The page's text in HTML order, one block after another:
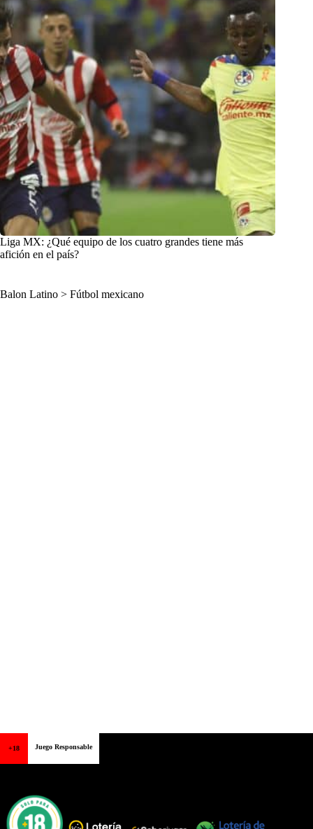
Liga MX: ¿Qué equipo de los cuatro grandes tiene más
afición en el país?
Balon Latino > Fútbol mexicano
+18 Juego Responsable